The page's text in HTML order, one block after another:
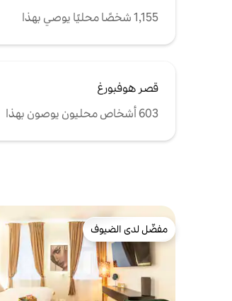
1,155 شخصًا محليًا يوصي بهذا
قصر هوفبورغ
603 أشخاص محليون يوصون بهذا
مفضّل لدى الضيوف
مفضّل لدى الضيوف